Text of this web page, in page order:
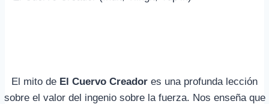
El mito de El Cuervo Creador es una profunda lección
sobre el valor del ingenio sobre la fuerza. Nos enseña que